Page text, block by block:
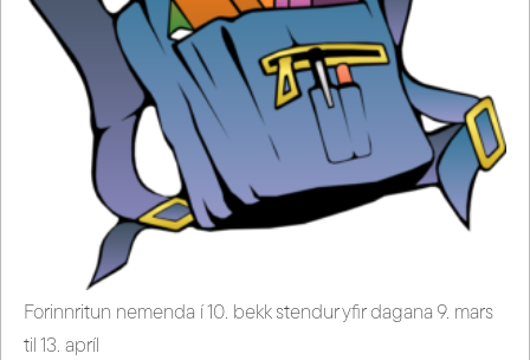
Forinnritun nemenda í 10. bekk stendur yfir dagana 9. mars
til 13. apríl